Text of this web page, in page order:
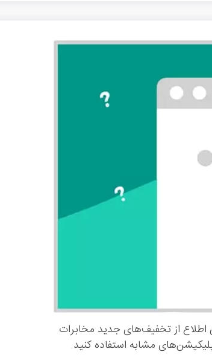
از تخفیف‌های جدید مخابرات
مشابه استفاده کنید.